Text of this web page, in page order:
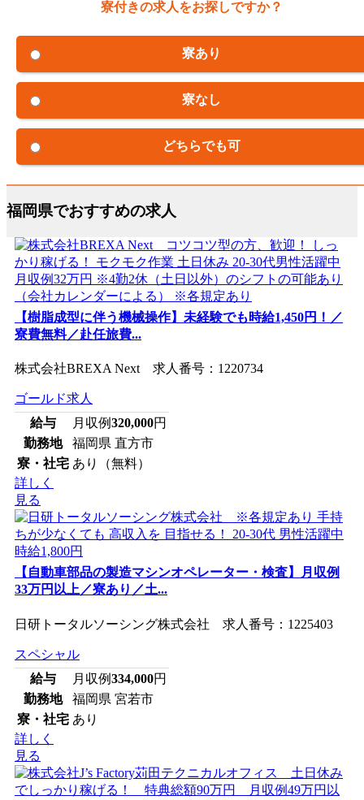
寮付きの求人をお探しですか？
寮あり
寮なし
どちらでも可
福岡県でおすすめの求人
【樹脂成型に伴う機械操作】未経験でも時給1,450円！／
寮費無料／赴任旅費...
株式会社BREXA Next 求人番号：1220734
ゴールド求人
給与
月収例320,000円
勤務地
福岡県 直方市
寮・社宅 あり（無料）
詳しく
見る
【自動車部品の製造マシンオペレーター・検査】月収例
33万円以上／寮あり／土...
日研トータルソーシング株式会社 求人番号：1225403
スペシャル
給与
月収例334,000円
勤務地
福岡県 宮若市
寮・社宅 あり
詳しく
見る